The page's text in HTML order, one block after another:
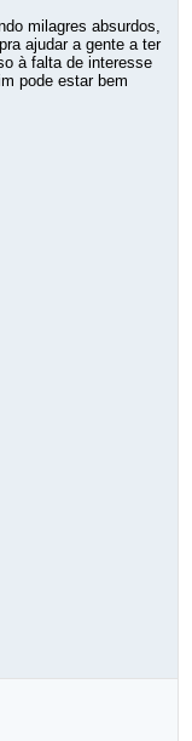
milagres absurdos,
ajudar a gente a ter
à falta de interesse
pode estar bem